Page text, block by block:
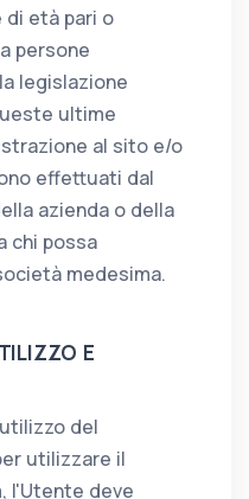
di età pari o
persone
legislazione
ultime
al sito e/o
effettuati dal
azienda o della
chi possa
medesima.
E
del
utilizzare il
l'Utente deve